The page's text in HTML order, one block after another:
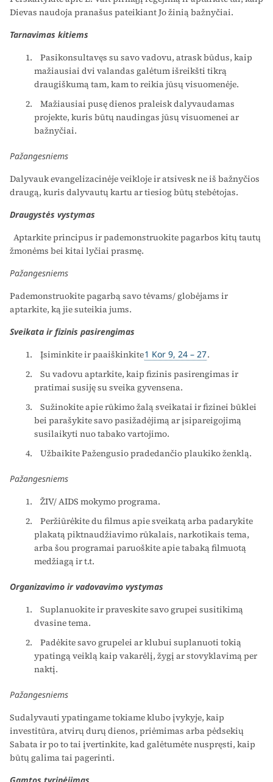
Dievas naudoja pranašus pateikiant Jo žinią bažnyčiai.
Tarnavimas kitiems
Pasikonsultavęs su savo vadovu, atrask būdus, kaip
mažiausiai dvi valandas galėtum išreikšti tikrą
draugiškumą tam, kam to reikia jūsų visuomenėje.
Mažiausiai pusę dienos praleisk dalyvaudamas
projekte, kuris būtų naudingas jūsų visuomenei ar
bažnyčiai.
Pažangesniems
Dalyvauk evangelizacinėje veikloje ir atsivesk ne iš bažnyčios
draugą, kuris dalyvautų kartu ar tiesiog būtų stebėtojas.
Draugystės vystymas
Aptarkite principus ir pademonstruokite pagarbos kitų tautų
žmonėms bei kitai lyčiai prasmę.
Pažangesniems
Pademonstruokite pagarbą savo tėvams/ globėjams ir
aptarkite, ką jie suteikia jums.
Sveikata ir fizinis pasirengimas
Įsiminkite ir paaiškinkite1 Kor 9, 24 – 27.
Su vadovu aptarkite, kaip fizinis pasirengimas ir
pratimai susiję su sveika gyvensena.
Sužinokite apie rūkimo žalą sveikatai ir fizinei būklei
bei parašykite savo pasižadėjimą ar įsipareigojimą
susilaikyti nuo tabako vartojimo.
Užbaikite Pažengusio pradedančio plaukiko ženklą.
Pažangesniems
ŽIV/ AIDS mokymo programa.
Peržiūrėkite du filmus apie sveikatą arba padarykite
plakatą piktnaudžiavimo rūkalais, narkotikais tema,
arba šou programai paruoškite apie tabaką filmuotą
medžiagą ir t.t.
Organizavimo ir vadovavimo vystymas
Suplanuokite ir praveskite savo grupei susitikimą
dvasine tema.
Padėkite savo grupelei ar klubui suplanuoti tokią
ypatingą veiklą kaip vakarėlį, žygį ar stovyklavimą per
naktį.
Pažangesniems
Sudalyvauti ypatingame tokiame klubo įvykyje, kaip
investitūra, atvirų durų dienos, priėmimas arba pėdsekių
Sabata ir po to tai įvertinkite, kad galėtumėte nuspręsti, kaip
būtų galima tai pagerinti.